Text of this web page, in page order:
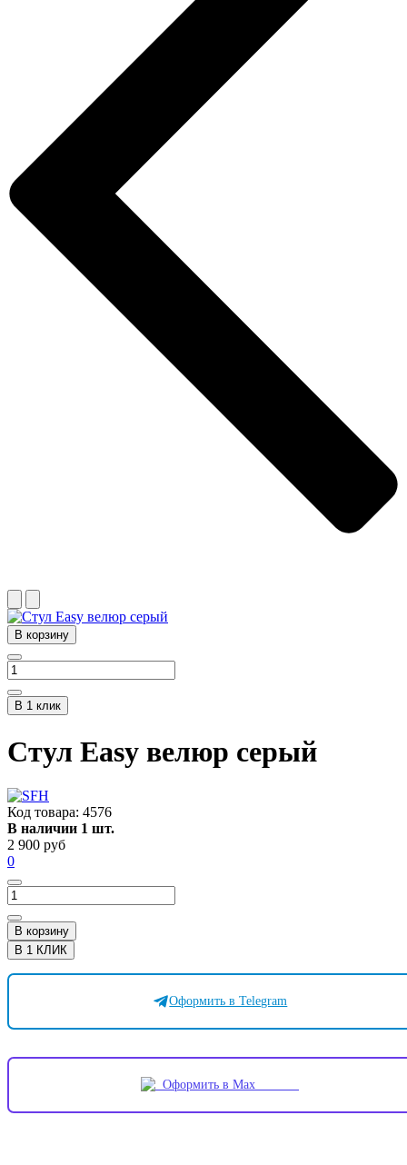
В корзину
В 1 клик
Стул Easy велюр серый
Код товара: 4576
В наличии 1 шт.
2 900 руб
0
В корзину
В 1 КЛИК
Оформить в Telegram
Оформить в Max